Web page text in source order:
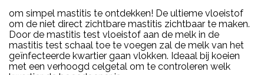
om simpel mastitis te ontdekken! De ultieme vloeistof
om de niet direct zichtbare mastitis zichtbaar te maken.
Door de mastitis test vloeistof aan de melk in de
mastitis test schaal toe te voegen zal de melk van het
geïnfecteerde kwartier gaan vlokken. Ideaal bij koeien
met een verhoogd celgetal om te controleren welk